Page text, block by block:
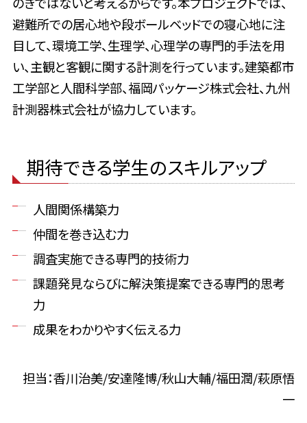
避難所での居心地や段ボールベッドでの寝心地に注
目して、環境工学、生理学、心理学の専門的手法を用
い、主観と客観に関する計測を行っています。建築都市
工学部と人間科学部、福岡パッケージ株式会社、九州
計測器株式会社が協力しています。
期待できる学生のスキルアップ
人間関係構築力
仲間を巻き込む力
調査実施できる専門的技術力
課題発見ならびに解決策提案できる専門的思考
力
成果をわかりやすく伝える力
担当：香川治美/安達隆博/秋山大輔/福田潤/萩原悟
一